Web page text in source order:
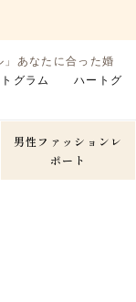
あなたに合った婚
トグラム ハートグ
男性ファッションレ
ポート